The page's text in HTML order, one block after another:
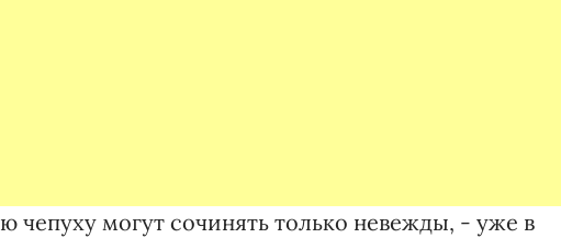
чепуху могут сочинять только невежды, - уже в